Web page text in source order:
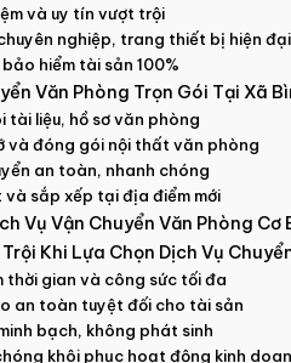
và uy tín vượt trội
nghiệp, trang thiết bị hiện đại
hiểm tài sản 100%
Văn Phòng Trọn Gói Tại Xã
tài liệu, hồ sơ văn phòng
và đóng gói nội thất văn phòng
an toàn, nhanh chóng
sắp xếp tại địa điểm mới
Vụ Vận Chuyển Văn Phòng Cơ
Khi Lựa Chọn Dịch Vụ
thời gian và công sức tối đa
an toàn tuyệt đối cho tài sản
bạch, không phát sinh
khôi phục hoạt động kinh